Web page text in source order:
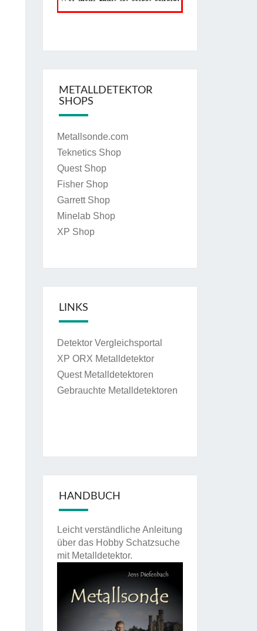
METALLDETEKTOR
SHOPS
Metallsonde.com
Teknetics Shop
Quest Shop
Fisher Shop
Garrett Shop
Minelab Shop
XP Shop
LINKS
Detektor Vergleichsportal
XP ORX Metalldetektor
Quest Metalldetektoren
Gebrauchte Metalldetektoren
HANDBUCH
Leicht verständliche Anleitung
über das Hobby Schatzsuche
mit Metalldetektor.